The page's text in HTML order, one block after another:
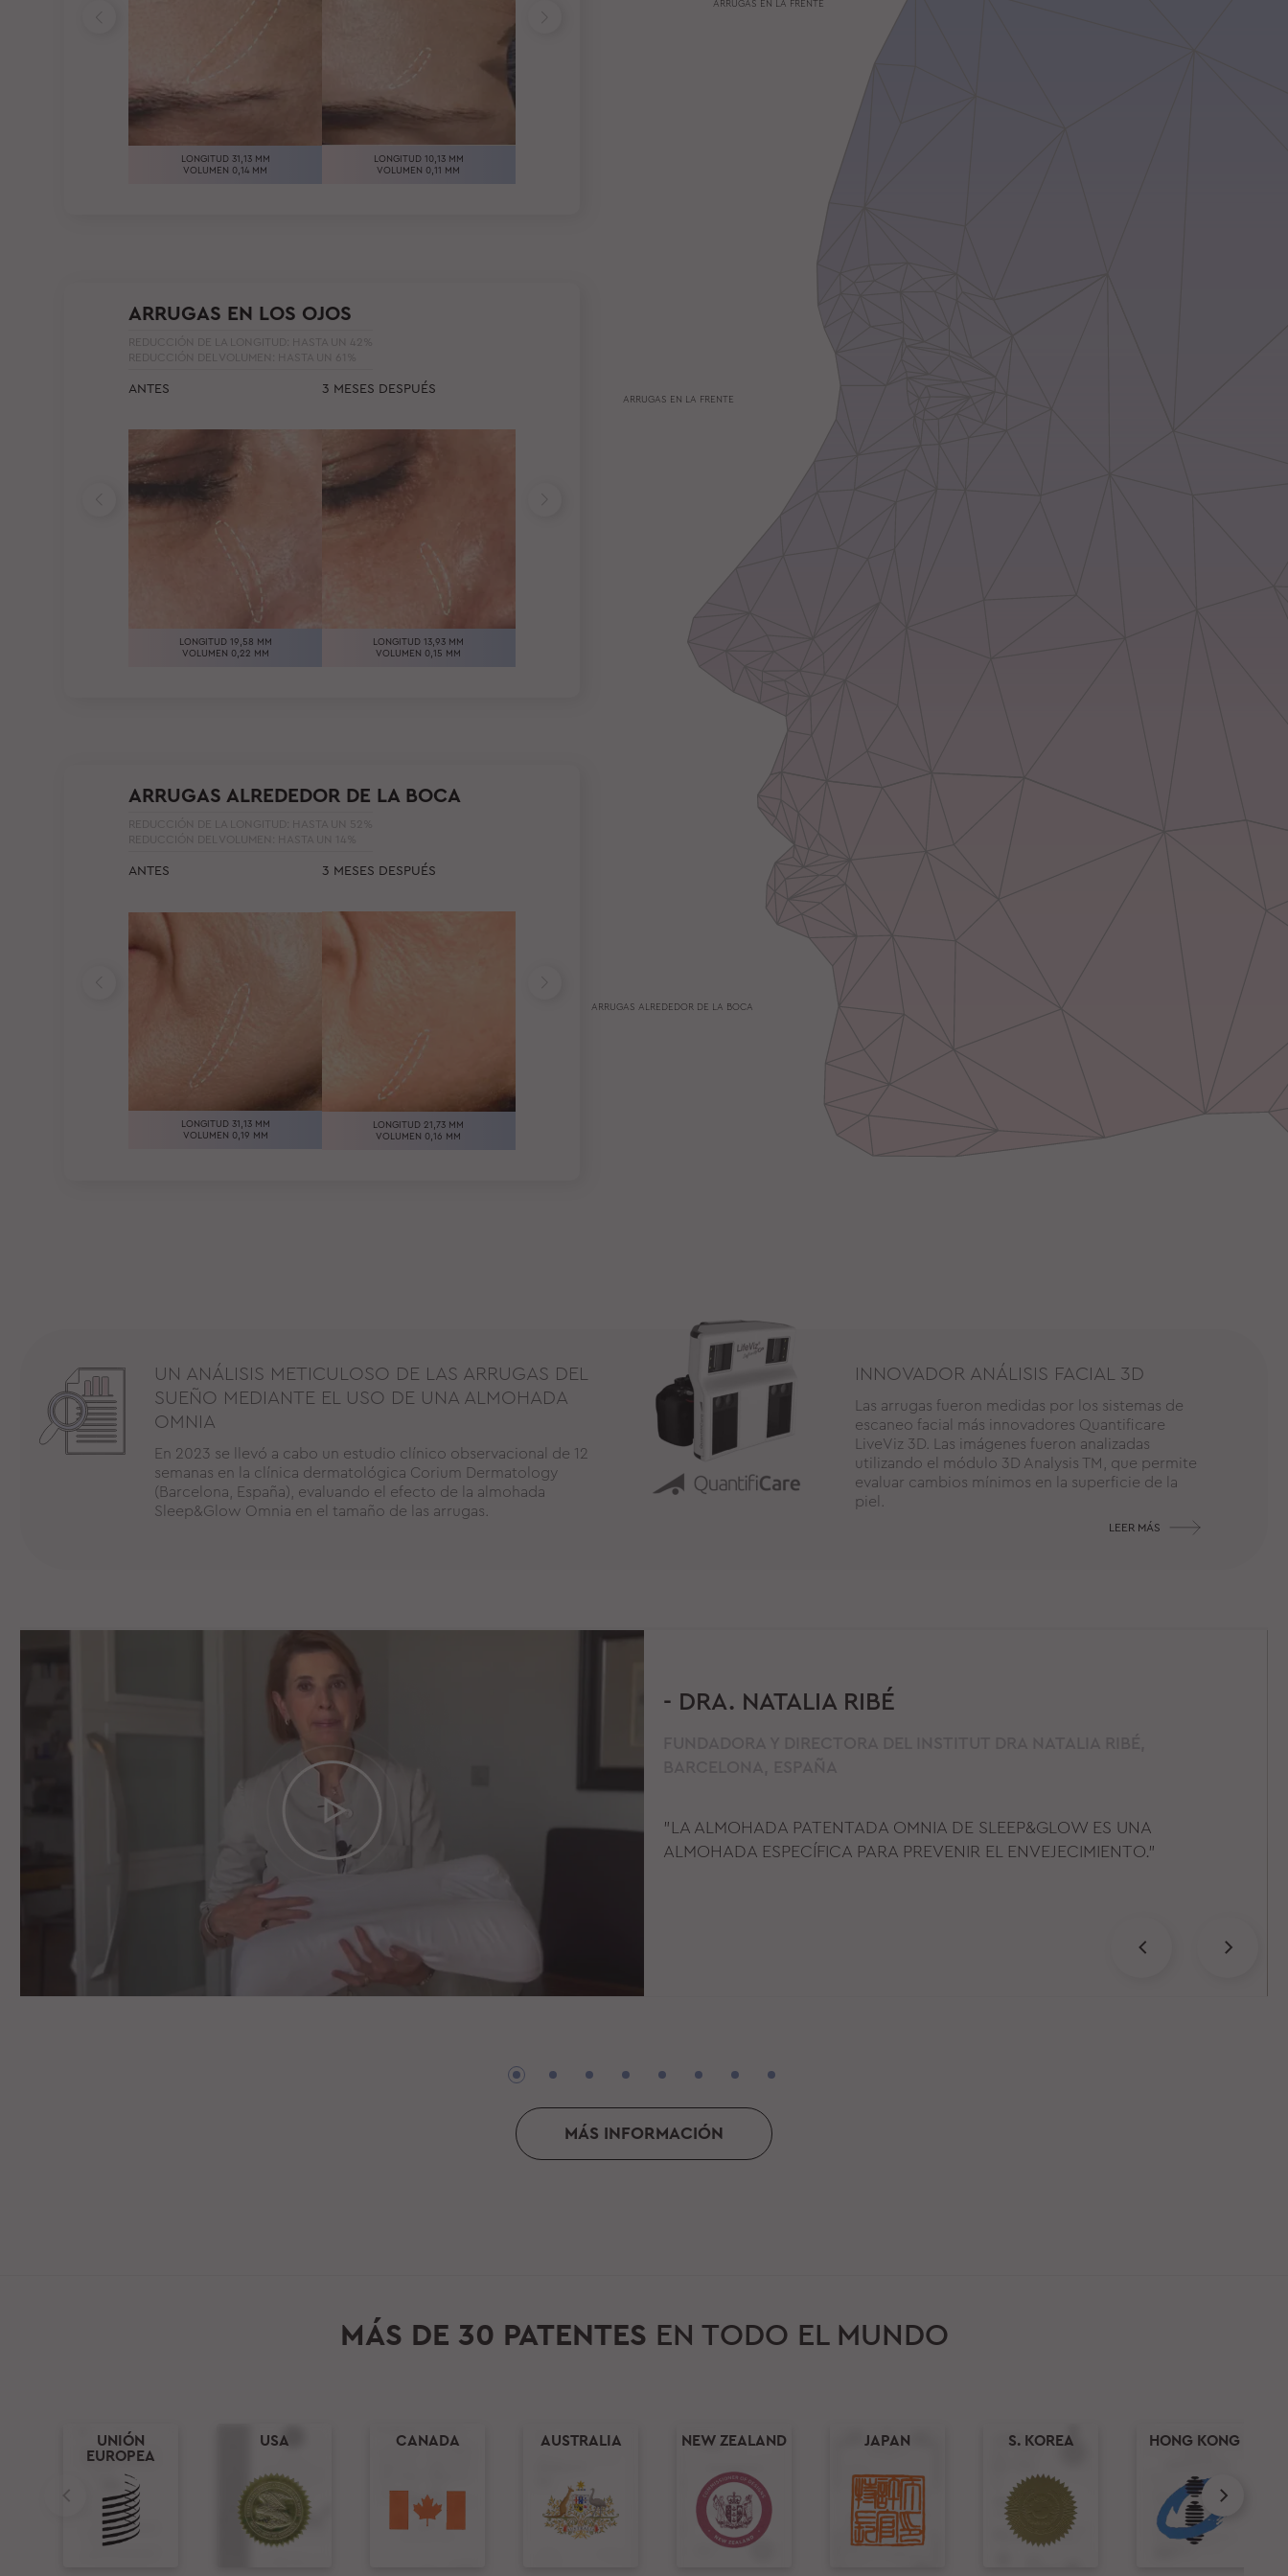
ARRUGAS EN LA FRENTE
LONGITUD 31,13 MM
VOLUMEN 0,14 MM
LONGITUD 10,13 MM
VOLUMEN 0,11 MM
ARRUGAS EN LA FRENTE
ARRUGAS EN LOS OJOS
REDUCCIÓN DE LA LONGITUD: HASTA UN 42%
REDUCCIÓN DEL VOLUMEN: HASTA UN 61%
ANTES 3 MESES DESPUÉS
LONGITUD 19,58 MM
VOLUMEN 0,22 MM
LONGITUD 13,93 MM
VOLUMEN 0,15 MM
LONGITUD 10,24 MM
ARRUGAS ALREDEDOR DE LA BOCA
ARRUGAS ALREDEDOR DE LA BOCA
REDUCCIÓN DE LA LONGITUD: HASTA UN 52%
REDUCCIÓN DEL VOLUMEN: HASTA UN 14%
ANTES 3 MESES DESPUÉS
LONGITUD 31,13 MM
VOLUMEN 0,19 MM
LONGITUD 21,73 MM
VOLUMEN 0,16 MM
LONGITUD 6,54 MM
VOLUMEN 0,12 MM
UN ANÁLISIS METICULOSO DE LAS ARRUGAS DEL
SUEÑO MEDIANTE EL USO DE UNA ALMOHADA
OMNIA
En 2023 se llevó a cabo un estudio clínico observacional de 12
semanas en la clínica dermatológica Corium Dermatology
(Barcelona, España), evaluando el efecto de la almohada
Sleep&Glow Omnia en el tamaño de las arrugas.
INNOVADOR ANÁLISIS FACIAL 3D
Las arrugas fueron medidas por los sistemas de
escaneo facial más innovadores Quantificare
LiveViz 3D. Las imágenes fueron analizadas
utilizando el módulo 3D Analysis TM, que permite
evaluar cambios mínimos en la superficie de la
piel.
LEER MÁS
- DRA. NATALIA RIBÉ
"LA ALMOHADA PATENTADA OMNIA DE SLEEP&GLOW ES UNA
ALMOHADA ESPECÍFICA PARA PREVENIR EL ENVEJECIMIENTO."
MÁS INFORMACIÓN
MÁS DE 30 PATENTES EN TODO EL MUNDO
UNIÓN
EUROPEA
USA CANADA AUSTRALIA NEW ZEALAND JAPAN S. KOREA HONG KONG